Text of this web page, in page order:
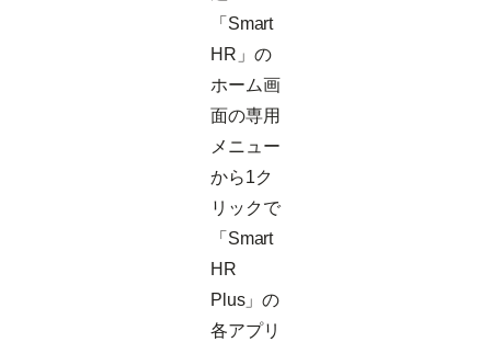
「Smart
HR」の
ホーム画
面の専用
メニュー
から1ク
リックで
「Smart
HR
Plus」の
各アプリ